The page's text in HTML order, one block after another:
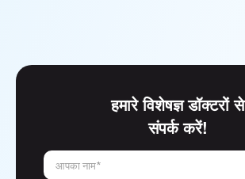
हमारे विशेषज्ञ डॉक्टरों से
संपर्क करें!
आपका नाम*